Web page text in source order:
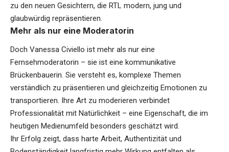
zu den neuen Gesichtern, die RTL modern, jung und
glaubwürdig repräsentieren.
Mehr als nur eine Moderatorin
Doch Vanessa Civiello ist mehr als nur eine
Fernsehmoderatorin – sie ist eine kommunikative
Brückenbauerin. Sie versteht es, komplexe Themen
verständlich zu präsentieren und gleichzeitig Emotionen zu
transportieren. Ihre Art zu moderieren verbindet
Professionalität mit Natürlichkeit – eine Eigenschaft, die im
heutigen Medienumfeld besonders geschätzt wird.
Ihr Erfolg zeigt, dass harte Arbeit, Authentizität und